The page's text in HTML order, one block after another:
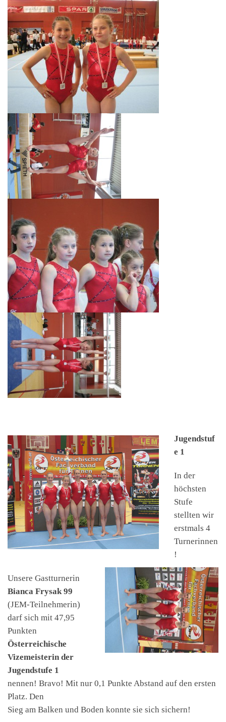
Jugendstuf
e 1
In der
höchsten
Stufe
stellten wir
erstmals 4
Turnerinnen
!
Unsere Gastturnerin
Bianca Frysak 99
(JEM-Teilnehmerin)
darf sich mit 47,95
Punkten
Österreichische
Vizemeisterin der
Jugendstufe 1
nennen! Bravo! Mit nur 0,1 Punkte Abstand auf den ersten
Platz. Den
Sieg am Balken und Boden konnte sie sich sichern!